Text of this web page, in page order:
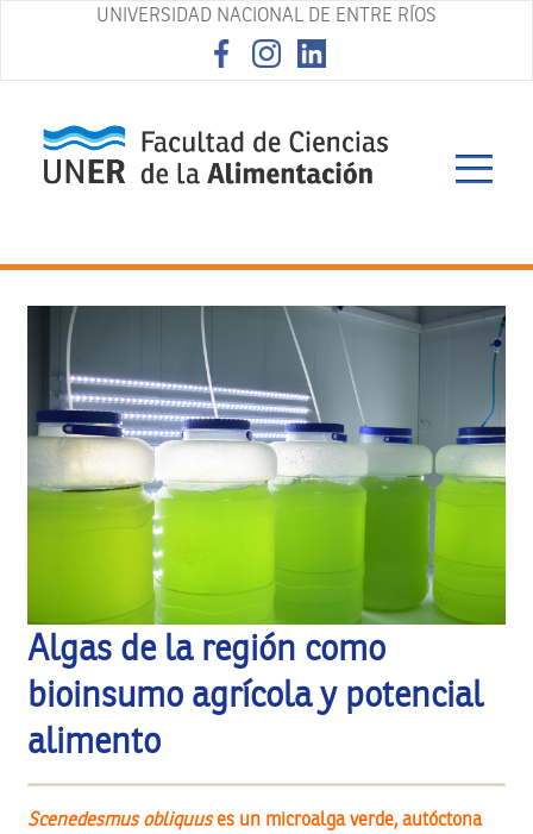
UNIVERSIDAD NACIONAL DE ENTRE RÍOS
asd
Algas de la región como
bioinsumo agrícola y potencial
alimento
Scenedesmus obliquuses un microalga verde, autóctona